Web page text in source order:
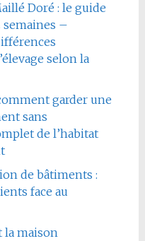
Doré : le guide
semaines –
selon la
garder une
sans
de l’habitat
de bâtiments :
face au
la maison